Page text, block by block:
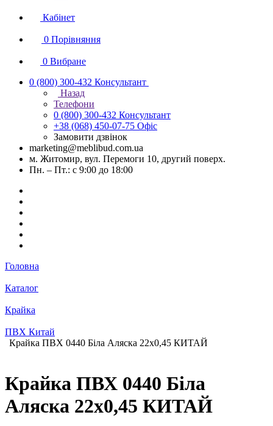
Кабінет
0 Порівняння
0 Вибране
0 (800) 300-432 Консультант
Назад
Телефони
0 (800) 300-432 Консультант
+38 (068) 450-07-75 Офіс
Замовити дзвінок
marketing@meblibud.com.ua
м. Житомир, вул. Перемоги 10, другий поверх.
Пн. – Пт.: с 9:00 до 18:00
Головна
Каталог
Крайка
ПВХ Китай
Крайка ПВХ 0440 Біла Аляска 22х0,45 КИТАЙ
Крайка ПВХ 0440 Біла
Аляска 22х0,45 КИТАЙ